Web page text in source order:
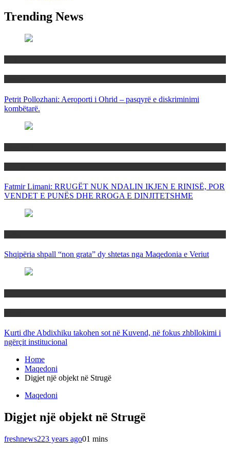
Trending News
Petrit Pollozhani: Aeroporti i Ohrid – pasqyrë e diskriminimi
kombëtarë.
Fatmir Limani: RRUGËT NUK NDALIN IKJEN E RINISË, POR
VENDET E PUNËS DHE RROGA E DINJITETSHME
Shqipëria shpall “non grata” dy shtetas nga Maqedonia e Veriut
Kurti dhe Abdixhiku takohen sot në Kuvend, në fokus zhbllokimi i
ngërçit institucional
Home
Maqedoni
Digjet një objekt në Strugë
Maqedoni
Digjet një objekt në Strugë
freshnews223 years ago01 mins